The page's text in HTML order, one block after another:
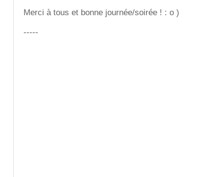
Merci à tous et bonne journée/soirée ! : o )
-----